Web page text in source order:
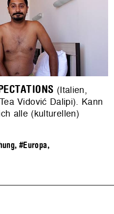
(Italien,
Vidović Dalipi). Kann
alle (kulturellen)
, #Europa,